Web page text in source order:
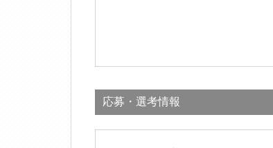
応募・選考情報